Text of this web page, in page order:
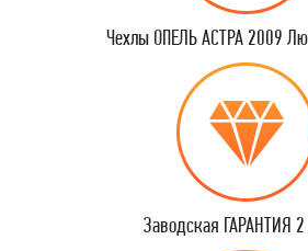
Чехлы ОПЕЛЬ АСТРА 2009
Заводская ГАРАНТИЯ